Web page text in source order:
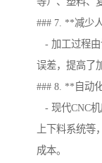
### 7. **减少
- 加工过程由
误差，提高了
### 8. **自动
- 现代CNC
上下料系统
成本。